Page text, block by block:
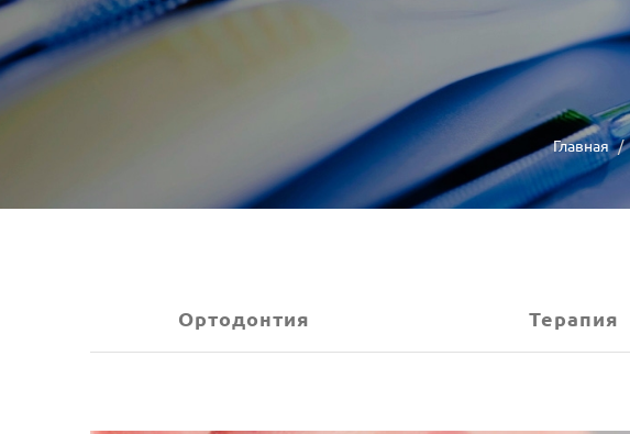
Главная
Ортодонтия Терапия